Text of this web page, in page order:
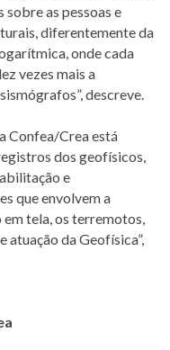
sobre as pessoas e
diferentemente da
onde cada
vezes mais a
descreve.
Confea/Crea está
dos geofísicos,
e
que envolvem a
tela, os terremotos,
atuação da Geofísica”,